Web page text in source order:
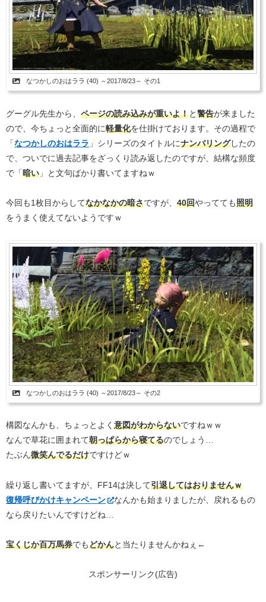
なつかしのおはララ (40) ～2017/8/23～ その1
グーグル先生から、 ページの読み込みが重いよ！と警告が来ました
ので、今ちょっと全面的に軽量化を仕掛けております。その過程で
「なつかしのおはララ 」シリーズのタイトルにナンバリングしたの
で、ついでに過去記事をざっくり読み返したのですが、結構な頻度
で「暗い 」と文句ばかり書いてますねｗ
今回も1枚目からしてなかなかの暗さですが、 40回やってても照明
をうまく使えてないようですｗ
なつかしのおはララ (40) ～2017/8/23～ その2
構図なんかも、ちょっとよく 意図がわからないですねｗｗ
なんで草花に囲まれて朝っぱらから寝てるのでしょう…
たぶん微笑んでるだけですけどｗ
繰り返し書いてますが、FF14は決して引退してはおりませんｗ
復帰呼びかけキャンペーン
なんかも始まりましたが、戻れるもの
なら戻りたいんですけどね…
宝くじか百万馬券でもどかんと当たりませんかねぇ←
スポンサーリンク(広告)